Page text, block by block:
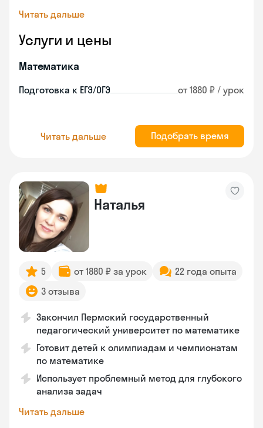
Читать дальше
Услуги и цены
Математика
Подготовка к ЕГЭ/ОГЭ от 1880 ₽ / урок
Читать дальше Подобрать время
Наталья
5 от 1880 ₽ за урок
22 года опыта
3 отзыва
Закончил Пермский государственный
педагогический университет по математике
Готовит детей к олимпиадам и чемпионатам
по математике
Использует проблемный метод для глубокого
анализа задач
Читать дальше